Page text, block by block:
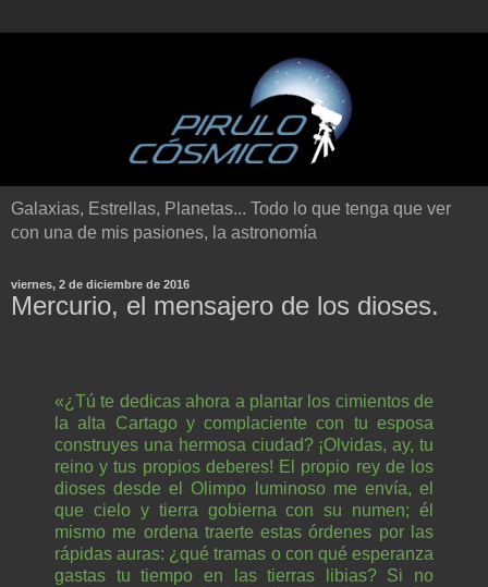
Galaxias, Estrellas, Planetas... Todo lo que tenga que ver
con una de mis pasiones, la astronomía
viernes, 2 de diciembre de 2016
Mercurio, el mensajero de los dioses.
«¿Tú te dedicas ahora a plantar los cimientos de
la alta Cartago y complaciente con tu esposa
construyes una hermosa ciudad? ¡Olvidas, ay, tu
reino y tus propios deberes! El propio rey de los
dioses desde el Olimpo luminoso me envía, el
que cielo y tierra gobierna con su numen; él
mismo me ordena traerte estas órdenes por las
rápidas auras: ¿qué tramas o con qué esperanza
gastas tu tiempo en las tierras libias? Si no